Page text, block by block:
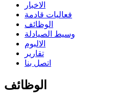
الاخبار
فعاليات قادمة
الوظائف
وسيط الصيادلة
الالبوم
تقارير
اتصل بنا
الوظائف